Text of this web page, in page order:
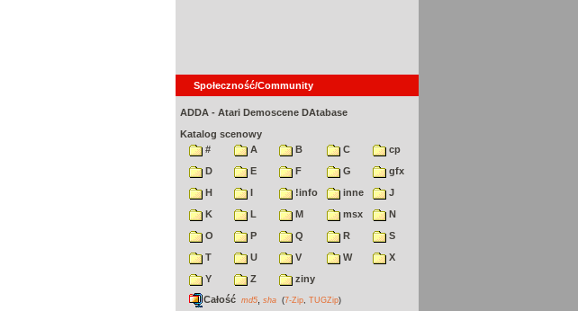
Społeczność/Community
ADDA - Atari Demoscene DAtabase
Katalog scenowy
#
A B C
cp
D
E F G
gfx
H
I !info inne
J
K
L M msx
N
O
P Q R
S
T
U V W
X
Y
Z
ziny
Całość md5 sha (7-Zip TUGZip)